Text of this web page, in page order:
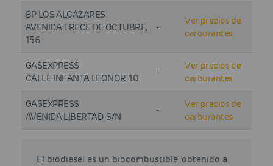
BP LOS ALCÁZARES
AVENIDA TRECE DE OCTUBRE,
156
-
Ver precios de
carburantes
GASEXPRESS
CALLE INFANTA LEONOR, 10
-
Ver precios de
carburantes
GASEXPRESS
AVENIDA LIBERTAD, S/N
-
Ver precios de
carburantes
El biodiesel es un biocombustible, obtenido a